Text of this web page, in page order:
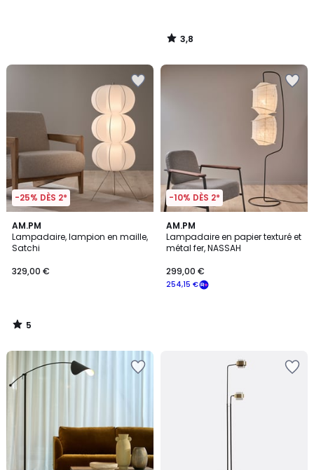
3,8
/
-25% DÈS 2*
AM.PM
Lampadaire, lampion en maille,
Satchi
329,00 €
5
/
5
5
/
-10% DÈS 2*
AM.PM
Lampadaire en papier texturé et
métal fer, NASSAH
254,15 €
299,00 €